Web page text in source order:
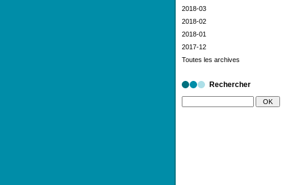
2018-03
2018-02
2018-01
2017-12
Toutes les archives
Rechercher